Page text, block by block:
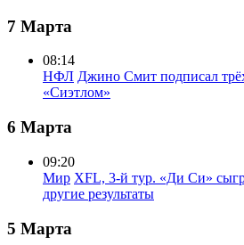
7 Марта
08:14
НФЛ Джино Смит подписал
«Сиэтлом»
6 Марта
09:20
Мир XFL, 3-й тур. «Ди Си»
другие результаты
5 Марта